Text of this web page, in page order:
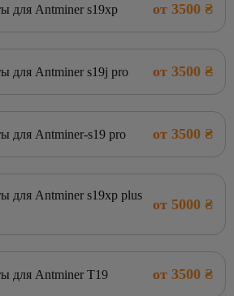
для Antminer s19xp от 3500 ₴
для Antminer s19j pro от 3500 ₴
для Antminer-s19 pro от 3500 ₴
для Antminer s19xp plus
от 5000 ₴
для Antminer T19 от 3500 ₴